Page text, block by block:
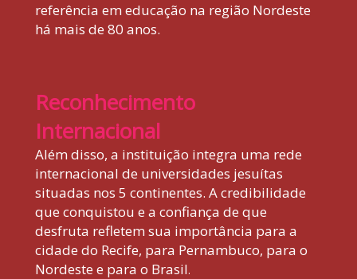
referência em educação na região Nordeste
há mais de 80 anos.
Reconhecimento
Internacional
Além disso, a instituição integra uma rede
internacional de universidades jesuítas
situadas nos 5 continentes. A credibilidade
que conquistou e a confiança de que
desfruta refletem sua importância para a
cidade do Recife, para Pernambuco, para o
Nordeste e para o Brasil.